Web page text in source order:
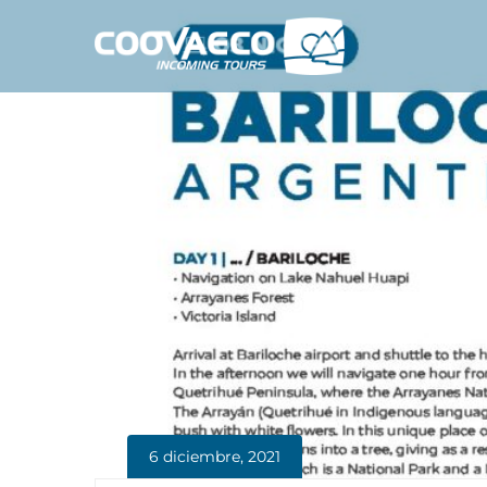
6 diciembre, 2021